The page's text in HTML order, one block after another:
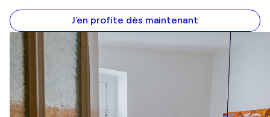
J'en profite dès maintenant